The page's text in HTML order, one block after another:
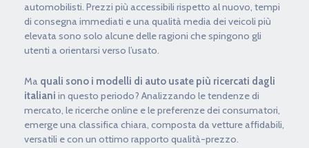
automobilisti. Prezzi più accessibili rispetto al nuovo, tempi
di consegna immediati e una qualità media dei veicoli più
elevata sono solo alcune delle ragioni che spingono gli
utenti a orientarsi verso l’usato.
Ma quali sono i modelli di auto usate più ricercati dagli
italiani in questo periodo? Analizzando le tendenze di
mercato, le ricerche online e le preferenze dei consumatori,
emerge una classifica chiara, composta da vetture affidabili,
versatili e con un ottimo rapporto qualità-prezzo.